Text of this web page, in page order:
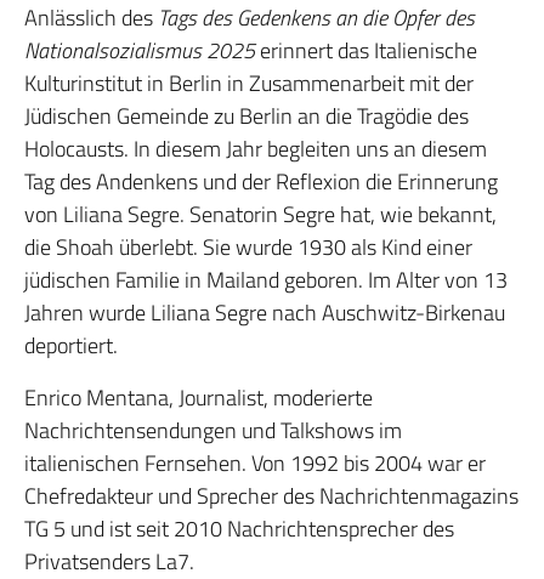
Anlässlich des Tags des Gedenkens an die Opfer des
Nationalsozialismus 2025erinnert das Italienische
Kulturinstitut in Berlin in Zusammenarbeit mit der
Jüdischen Gemeinde zu Berlin an die Tragödie des
Holocausts. In diesem Jahr begleiten uns an diesem
Tag des Andenkens und der Reflexion die Erinnerung
von Liliana Segre. Senatorin Segre hat, wie bekannt,
die Shoah überlebt. Sie wurde 1930 als Kind einer
jüdischen Familie in Mailand geboren. Im Alter von 13
Jahren wurde Liliana Segre nach Auschwitz-Birkenau
deportiert.
Enrico Mentana, Journalist, moderierte
Nachrichtensendungen und Talkshows im
italienischen Fernsehen. Von 1992 bis 2004 war er
Chefredakteur und Sprecher des Nachrichtenmagazins
TG 5 und ist seit 2010 Nachrichtensprecher des
Privatsenders La7.